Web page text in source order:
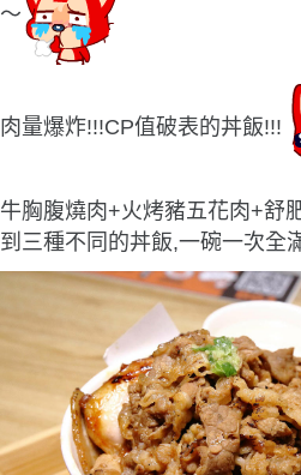
〜
肉量爆炸!!!CP值破表的丼飯!!!
牛胸腹燒肉+火烤豬五花肉+舒
到三種不同的丼飯,一碗一次全